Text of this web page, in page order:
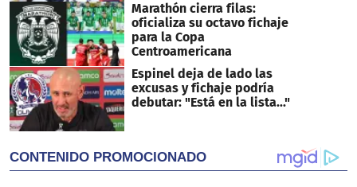
Marathón cierra filas:
oficializa su octavo fichaje
para la Copa
Centroamericana
Espinel deja de lado las
excusas y fichaje podría
debutar: "Está en la lista..."